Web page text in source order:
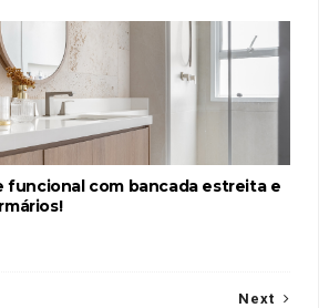
funcional com bancada estreita e
Next